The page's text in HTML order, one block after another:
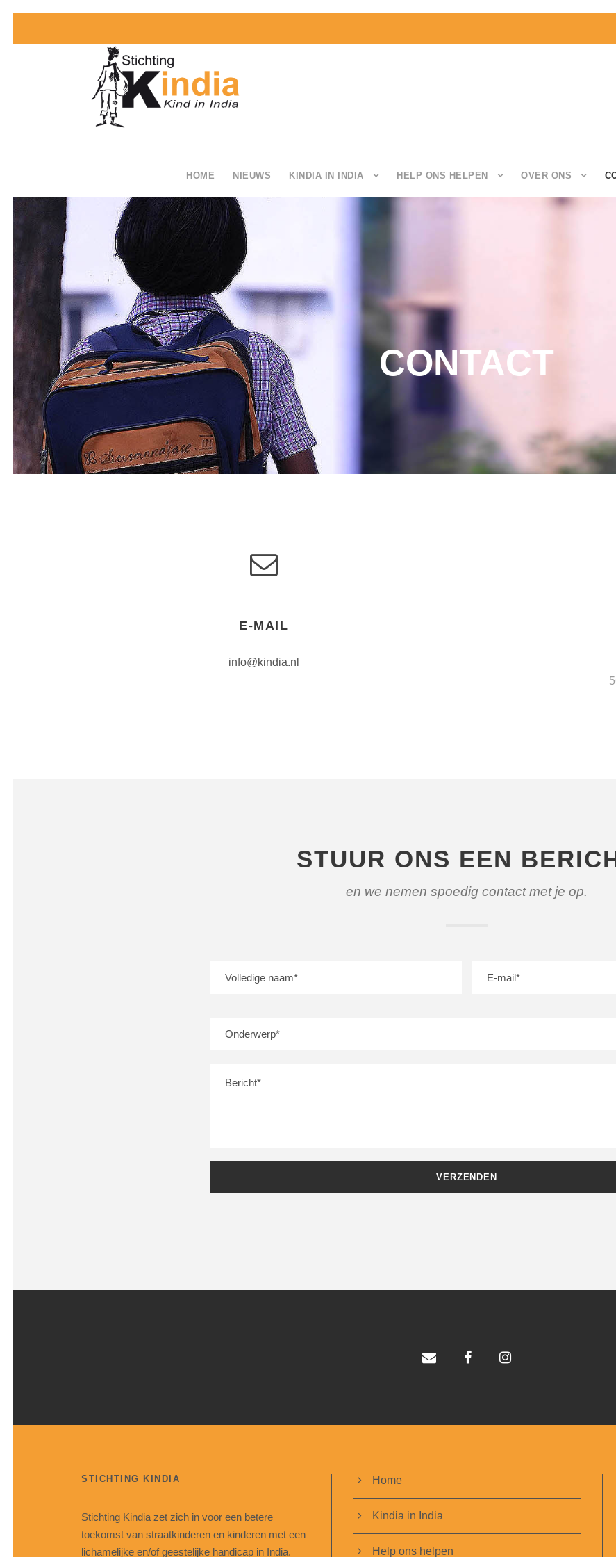
HOME NIEUWS KINDIA IN INDIA HELP ONS HELPEN OVER ONS
CONTACT
E-MAIL
info@kindia.nl
STUUR ONS EEN
en we nemen spoedig contact met je op.
STICHTING KINDIA
Stichting Kindia zet zich in voor een betere
toekomst van straatkinderen en kinderen met een
lichamelijke en/of geestelijke handicap in India.
Home
Kindia in India
Help ons helpen